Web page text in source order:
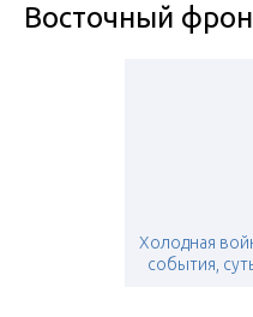
Восточный
Холодная
события,